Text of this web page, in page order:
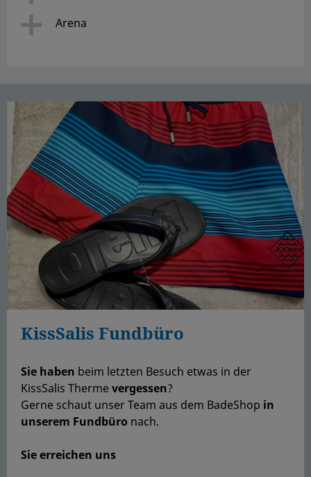
Arena
KissSalis Fundbüro
Sie haben beim letzten Besuch etwas in der
KissSalis Thermevergessen?
Gerne schaut unser Team aus dem BadeShop in
unserem Fundbüro nach.
Sie erreichen uns